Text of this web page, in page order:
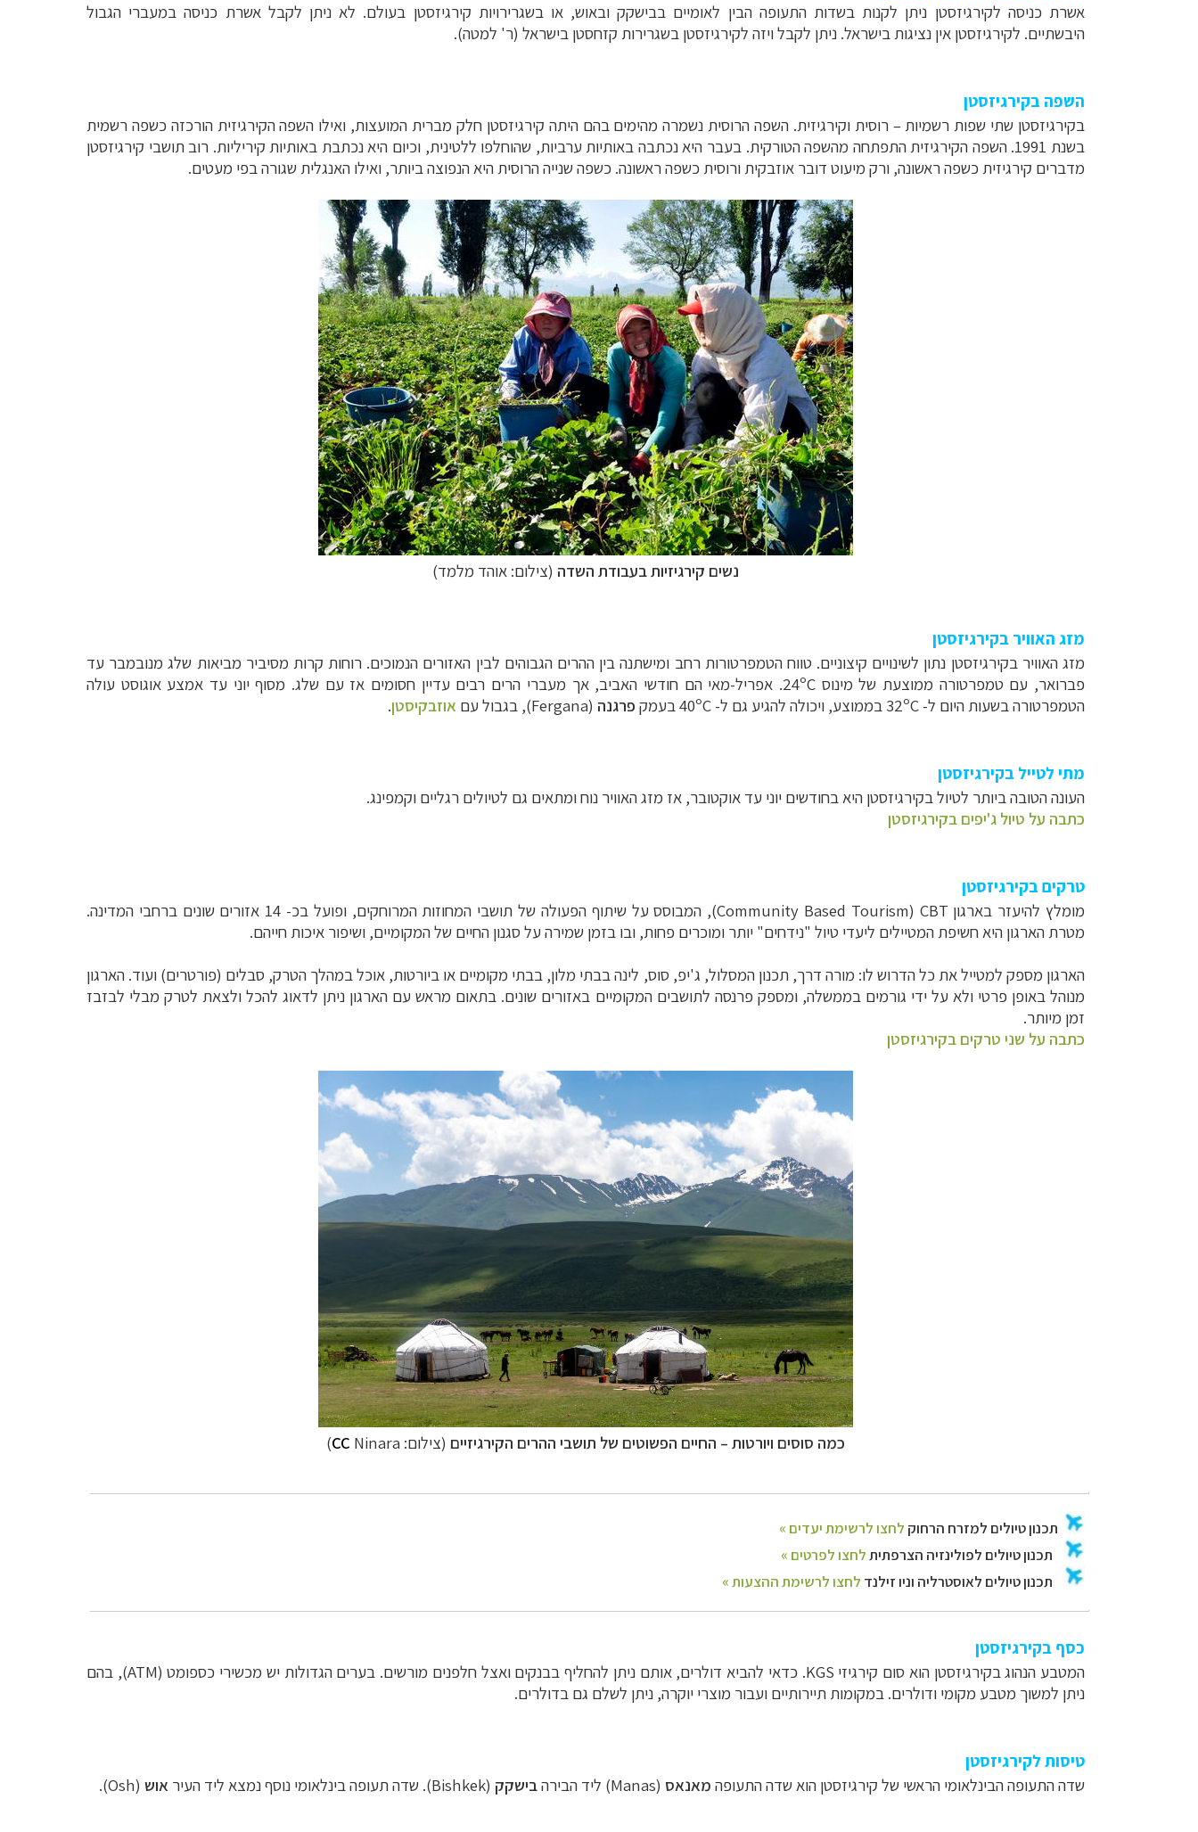
אשרת כניסה לקירגיזסטן ניתן לקנות בשדות התעופה הבין לאומיים בבישקק ובאוש, או בשגרירויות קירגיזסטן בעולם. לא ניתן לקבל אשרת כניסה במעברי הגבול
היבשתיים. לקירגיזסטן אין נציגות בישראל. ניתן לקבל ויזה לקירגיזסטן בשגרירות קזחסטן בישראל (ר' למטה).
השפה בקירגיזסטן
בקירגיזסטן שתי שפות רשמיות – רוסית וקירגיזית. השפה הרוסית נשמרה מהימים בהם היתה קירגיזסטן חלק מברית המועצות, ואילו השפה הקירגיזית הורכזה כשפה רשמית
בשנת 1991.
השפה הקירגיזית התפתחה מהשפה הטורקית. בעבר היא נכתבה באותיות ערביות, שהוחלפו ללטינית, וכיום היא נכתבת באותיות קיריליות. רוב תושבי קירגיזסטן
מדברים קירגיזית כשפה ראשונה, ורק מיעוט דובר אוזבקית ורוסית כשפה ראשונה. כשפה שנייה הרוסית היא הנפוצה ביותר, ואילו האנגלית שגורה בפי מעטים.
נשים קירגיזיות בעבודת השדה (צילום: אוהד מלמד)
מזג האוויר בקירגיזסטן
מזג האוויר בקירגיזסטן נתון לשינויים קיצוניים. טווח הטמפרטורות רחב ומישתנה בין ההרים הגבוהים לבין האזורים הנמוכים. רוחות קרות מסיביר מביאות שלג מנובמבר עד
פברואר, עם טמפרטורה ממוצעת של מינוס24ºC. אפריל-מאי הם חודשי האביב, אך מעברי הרים רבים עדיין חסומים אז עם שלג. מסוף יוני עד אמצע אוגוסט עולה
הטמפרטורה בשעות היום ל- 32ºC בממוצע, ויכולה להגיע גם ל- 40ºCבעמק פרגנה (Fergana), בגבול עם אוזבקיסטן.
מתי לטייל בקירגיזסטן
העונה הטובה ביותר לטיול בקירגיזסטן היא בחודשים יוני עד אוקטובר, אז מזג האוויר נוח ומתאים גם לטיולים רגליים וקמפינג.
כתבה על טיול ג'יפים בקירגיזסטן
טרקים בקירגיזסטן
מומלץ להיעזר בארגון CBT
(
Community Based Tourism
), המבוסס על שיתוף הפעולה של תושבי המחוזות המרוחקים, ופועל בכ- 14 אזורים שונים ברחבי המדינה.
מטרת הארגון היא חשיפת המטיילים ליעדי טיול "נידחים" יותר ומוכרים פחות, ובו בזמן שמירה על סגנון החיים של המקומיים, ושיפור איכות חייהם.
הארגון מספק למטייל את כל הדרוש לו: מורה דרך, תכנון המסלול, ג'יפ, סוס, לינה בבתי מלון, בבתי מקומיים או ביורטות, אוכל במהלך הטרק, סבלים (פורטרים) ועוד. הארגון
מנוהל באופן פרטי ולא על ידי גורמים בממשלה, ומספק פרנסה לתושבים המקומיים באזורים שונים. בתאום מראש עם הארגון ניתן לדאוג להכל ולצאת לטרק מבלי לבזבז
זמן מיותר.
כתבה על שני טרקים בקירגיזסטן
כמה סוסים ויורטות – החיים הפשוטים של תושבי ההרים הקירגיזיים (צילום: CC Ninara)
תכנוןטיולים לפולינזיה הצרפתיתלחצו לפרטים »
טיולים לאוסטרליה וניו זילנד
כסף בקירגיזסטן
המטבע הנהוג בקירגיזסטן הוא סום קירגיזי KGS. כדאי להביא דולרים, אותם ניתן להחליף בבנקים ואצל חלפנים מורשים. בערים הגדולות יש מכשירי כספומט (ATM), בהם
ניתן למשוך מטבע מקומי ודולרים. במקומות תיירותיים ועבור מוצרי יוקרה, ניתן לשלם גם בדולרים.
טיסות לקירגיזסטן
שדה התעופה הבינלאומי הראשי של קירגיזסטן הוא שדה התעופה מאנאס (
Manas) ליד הבירהבישקק (
Bishkek). שדה תעופה בינלאומי נוסף נמצא ליד העיר אוש (
Osh
).